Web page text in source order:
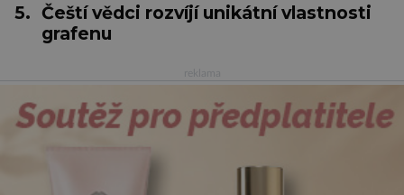
5. Čeští vědci rozvíjí unikátní vlastnosti
grafenu